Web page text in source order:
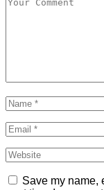
Save my name,